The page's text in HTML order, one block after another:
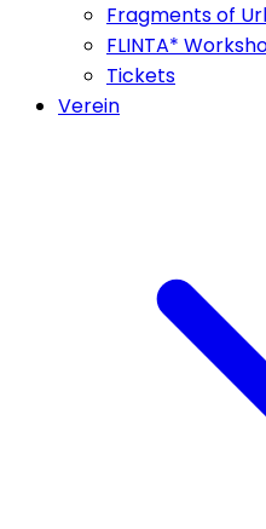
Fragments of
FLINTA*
Tickets
Verein